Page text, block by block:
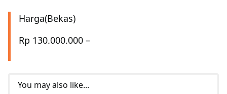
Harga(Bekas)
Rp 130.000.000 –
You may also like...